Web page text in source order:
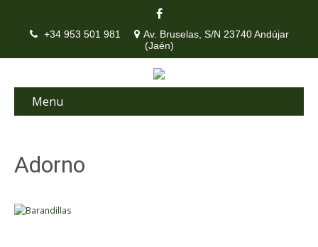
+34 953 501 981
Av. Bruselas, S/N 23740 Andújar
(Jaén)
Menu
Adorno